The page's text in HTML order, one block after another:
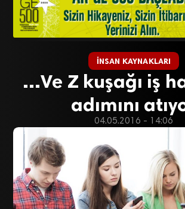
İNSAN KAYNAKLARI
…Ve Z kuşağı iş
adımını
04.05.2016 - 14:06